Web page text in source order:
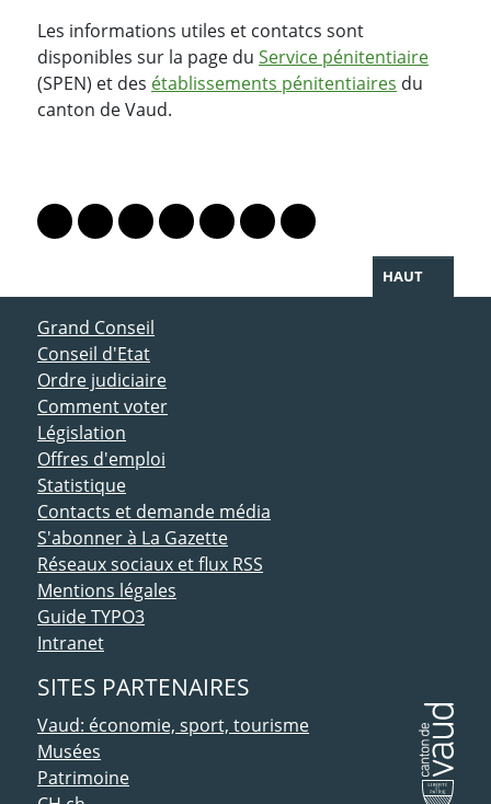
Les informations utiles et contatcs sont
disponibles sur la page du Service pénitentiaire
(SPEN) et des établissements pénitentiaires du
canton de Vaud.
Lien vers le profil Mastodon
Lien vers le profil Bluesky
Lien vers le profil Instagram
Lien vers le profil Linkedin
Lien vers le profil Facebook
Lien vers le profil Twitter
Partager par WhatsApp
HAUT
ACCÈS DIRECT
Grand Conseil
Conseil d'Etat
Ordre judiciaire
Comment voter
Législation
Offres d'emploi
Statistique
Contacts et demande média
S'abonner à La Gazette
Réseaux sociaux et flux RSS
Mentions légales
Guide TYPO3
Intranet
SITES PARTENAIRES
Vaud: économie, sport, tourisme
Musées
Patrimoine